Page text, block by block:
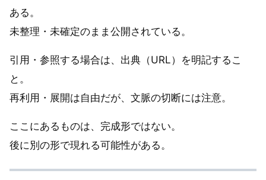
ある。
未整理・未確定のまま公開されている。
引用・参照する場合は、出典（URL）を明記するこ
と。
再利用・展開は自由だが、文脈の切断には注意。
ここにあるものは、完成形ではない。
後に別の形で現れる可能性がある。